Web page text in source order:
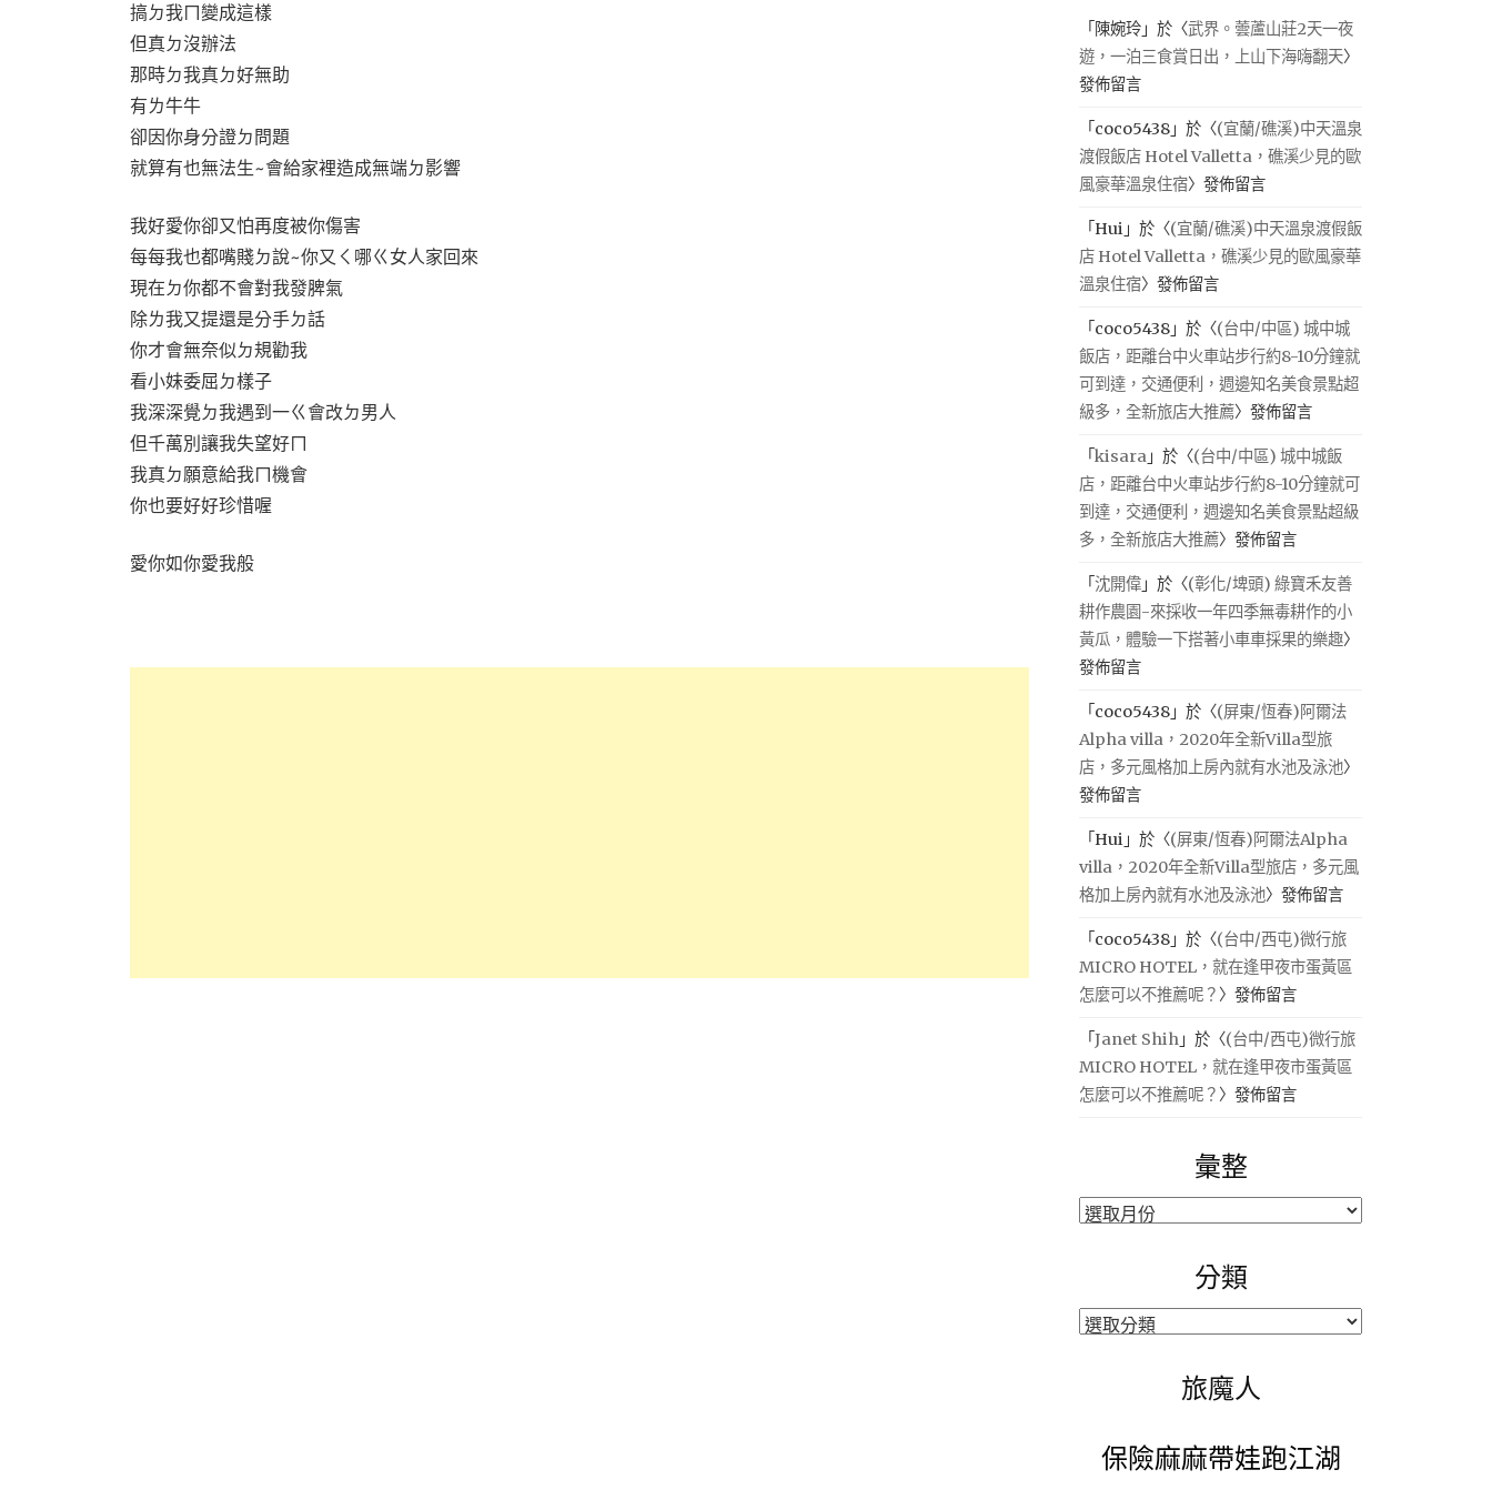
搞ㄉ我ㄇ變成這樣
但真ㄉ沒辦法
那時ㄉ我真ㄉ好無助
有ㄌ牛牛
卻因你身分證ㄉ問題
就算有也無法生~會給家裡造成無端ㄉ影響
我好愛你卻又怕再度被你傷害
每每我也都嘴賤ㄉ說~你又ㄑ哪ㄍ女人家回來
現在ㄉ你都不會對我發脾氣
除ㄌ我又提還是分手ㄉ話
你才會無奈似ㄉ規勸我
看小妹委屈ㄉ樣子
我深深覺ㄉ我遇到一ㄍ會改ㄉ男人
但千萬別讓我失望好ㄇ
我真ㄉ願意給我ㄇ機會
你也要好好珍惜喔
愛你如你愛我般
「 陳婉玲 」於〈武界。蕓蘆山莊2天一夜
遊，一泊三食賞日出，上山下海嗨翻天〉
發佈留言
「 coco5438 」於〈(宜蘭/礁溪)中天溫泉
渡假飯店 Hotel Valletta，礁溪少見的歐
風豪華溫泉住宿〉發佈留言
「Hui 」於〈(宜蘭/礁溪)中天溫泉渡假飯
店 Hotel Valletta，礁溪少見的歐風豪華
溫泉住宿〉發佈留言
「 coco5438 」於〈(台中/中區) 城中城
飯店，距離台中火車站步行約8-10分鐘就
可到達，交通便利，週邊知名美食景點超
級多，全新旅店大推薦〉發佈留言
「kisara 」於〈(台中/中區) 城中城飯
店，距離台中火車站步行約8-10分鐘就可
到達，交通便利，週邊知名美食景點超級
多，全新旅店大推薦〉發佈留言
「沈開偉 」於〈(彰化/埤頭) 綠寶禾友善
耕作農園-來採收一年四季無毒耕作的小
黃瓜，體驗一下搭著小車車採果的樂趣〉
發佈留言
「 coco5438 」於〈(屏東/恆春)阿爾法
Alpha villa，2020年全新Villa型旅
店，多元風格加上房內就有水池及泳池〉
發佈留言
「Hui 」於〈(屏東/恆春)阿爾法Alpha
villa，2020年全新Villa型旅店，多元風
格加上房內就有水池及泳池〉發佈留言
「 coco5438 」於〈(台中/西屯)微行旅
MICRO HOTEL，就在逢甲夜市蛋黃區
怎麼可以不推薦呢？ 〉發佈留言
「Janet Shih 」於〈(台中/西屯)微行旅
MICRO HOTEL，就在逢甲夜市蛋黃區
怎麼可以不推薦呢？ 〉發佈留言
彙整
彙
分類
分
旅魔人
保險麻麻帶娃跑江湖